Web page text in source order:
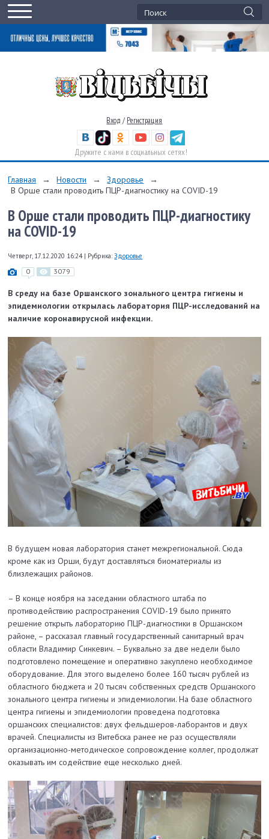
Вход / Регистрация
Дружите с нами в социальных сетях!
Главная → Новости → Здоровье
→
В Орше стали проводить ПЦР-диагностику на COVID-19
В Орше стали проводить ПЦР-диагностику
на COVID-19
Четверг, 17.12.2020 16:24 | Рубрика: Здоровье
0 3079
В среду на базе Оршанского зонального центра гигиены и
эпидемиологии открылась лаборатория ПЦР-исследований на
наличие коронавирусной инфекции.
В будущем новая лаборатория станет межрегиональной. Сюда
кроме как из Орши, будут доставляться биоматериалы из
близлежащих районов.
– В конце ноября на заседании областного штаба по
противодействию распространения COVID-19 было принято
решение открыть лабораторию ПЦР-диагностики в Оршанском
районе, – рассказал главный государственный санитарный врач
области Владимир Синкевич. – Буквально за две недели было
подготовлено помещение и оперативно закуплено необходимое
оборудование. Для этого выделено более 160 тысяч рублей из
областного бюджета и 20 тысяч собственных средств Оршанского
зонального центра гигиены и эпидемиологии. На базе областного
центра гигиены и эпидемиологии проведена подготовка
оршанских специалистов: двух фельдшеров-лаборантов и двух
врачей. Специалисты из Витебска ранее не раз осуществляли
организационно-методическое сопровождение коллег, продолжат
оказывать им содействие еще несколько дней.